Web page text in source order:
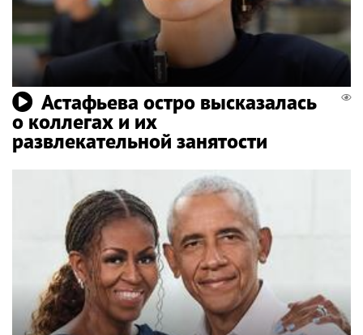
Астафьева остро высказалась
о коллегах и их
развлекательной занятости